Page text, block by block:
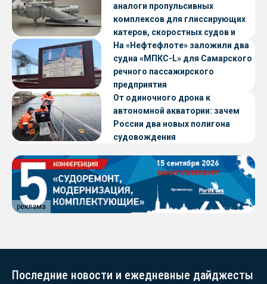
аналоги пропульсивных
комплексов для глиссирующих
катеров, скоростных судов и
судов с малой осадкой
На «Нефтефлоте» заложили два
судна «МПКС-L» для Самарского
речного пассажирского
предприятия
От одиночного дрона к
автономной акватории: зачем
России два новых полигона
судовождения
реклама
Последние новости и ежедневные дайджесты